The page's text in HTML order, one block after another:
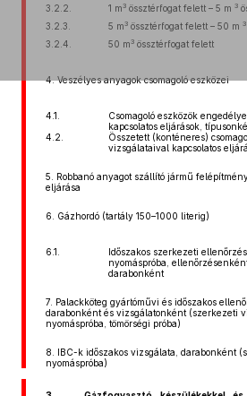
3.2.2.
1 m 3össztérfogat felett – 5 m 3
3.2.3.
5 m 3össztérfogat felett – 50 m 3
3.2.4.
50 m 3össztérfogat felett
4. Veszélyes anyagok csomagoló eszközei
4.1.
Csomagoló eszközök
kapcsolatos eljárások,
4.2.
Összetett (konténeres)
vizsgálataival kapcsolatos
5. Robbanó anyagot szállító jármű
eljárása
6. Gázhordó (tartály 150–1000 literig)
6.1.
Időszakos szerkezeti ellenőrzés,
nyomáspróba,
darabonként
7. Palackköteg gyártóművi és időszakos
darabonként és vizsgálatonként (szerkezeti
nyomáspróba, tömörségi próba)
8. IBC-k időszakos vizsgálata, darabonként
nyomáspróba)